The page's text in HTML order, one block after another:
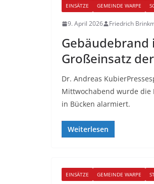
EINSÄTZE GEMEINDE WARPE
9. April 2026 Friedrich
Großeinsatz
Dr. Andreas
Mittwochabend wurde die
in Bücken alarmiert.
Weiterlesen
EINSÄTZE GEMEINDE WARPE